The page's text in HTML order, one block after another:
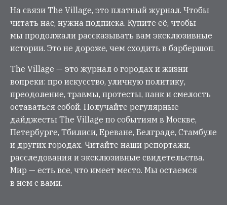
На связи The Village, это платный журнал. Чтобы
читать нас, нужна подписка. Купите её, чтобы
мы продолжали рассказывать вам эксклюзивные
истории. Это не дороже, чем сходить в барбершоп.
The Village — это журнал о городах и жизни
вопреки: про искусство, уличную политику,
преодоление, травмы, протесты, панк и смелость
оставаться собой. Получайте регулярные
дайджесты The Village по событиям в Москве,
Петербурге, Тбилиси, Ереване, Белграде, Стамбуле
и других городах. Читайте наши репортажи,
расследования и эксклюзивные свидетельства.
Мир — есть все, что имеет место. Мы остаемся
в нем с вами.